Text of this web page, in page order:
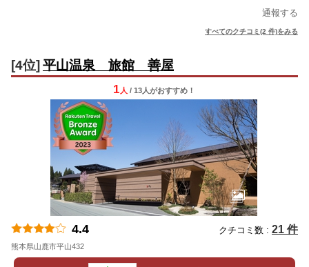
通報する
すべてのクチコミ(2 件)をみる
[4位] 平山温泉 旅館 善屋
1 人 / 13人がおすすめ！
4.4 クチコミ数 : 21 件
熊本県山鹿市平山432